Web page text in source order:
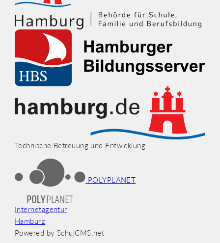
Technische Betreuung und Entwicklung
POLYPLANET
Internetagentur
Hamburg
Powered by SchulCMS.net